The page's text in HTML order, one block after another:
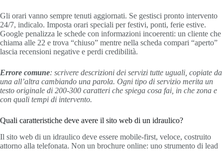
Gli orari vanno sempre tenuti aggiornati. Se gestisci pronto intervento
24/7, indicalo. Imposta orari speciali per festivi, ponti, ferie estive.
Google penalizza le schede con informazioni incoerenti: un cliente che
chiama alle 22 e trova “chiuso” mentre nella scheda compari “aperto”
lascia recensioni negative e perdi credibilità.
Errore comune: scrivere descrizioni dei servizi tutte uguali, copiate da
una all’altra cambiando una parola. Ogni tipo di servizio merita un
testo originale di 200-300 caratteri che spiega cosa fai, in che zona e
con quali tempi di intervento.
Quali caratteristiche deve avere il sito web di un idraulico?
Il sito web di un idraulico deve essere mobile-first, veloce, costruito
attorno alla telefonata. Non un brochure online: uno strumento di lead